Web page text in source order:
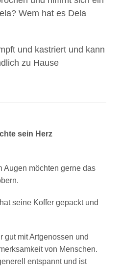
Wem hat es Dela
und kastriert und kann
zu Hause
sein Herz
Augen möchten gerne das
seine Koffer gepackt und
gut mit Artgenossen und
von Menschen.
entspannt und ist